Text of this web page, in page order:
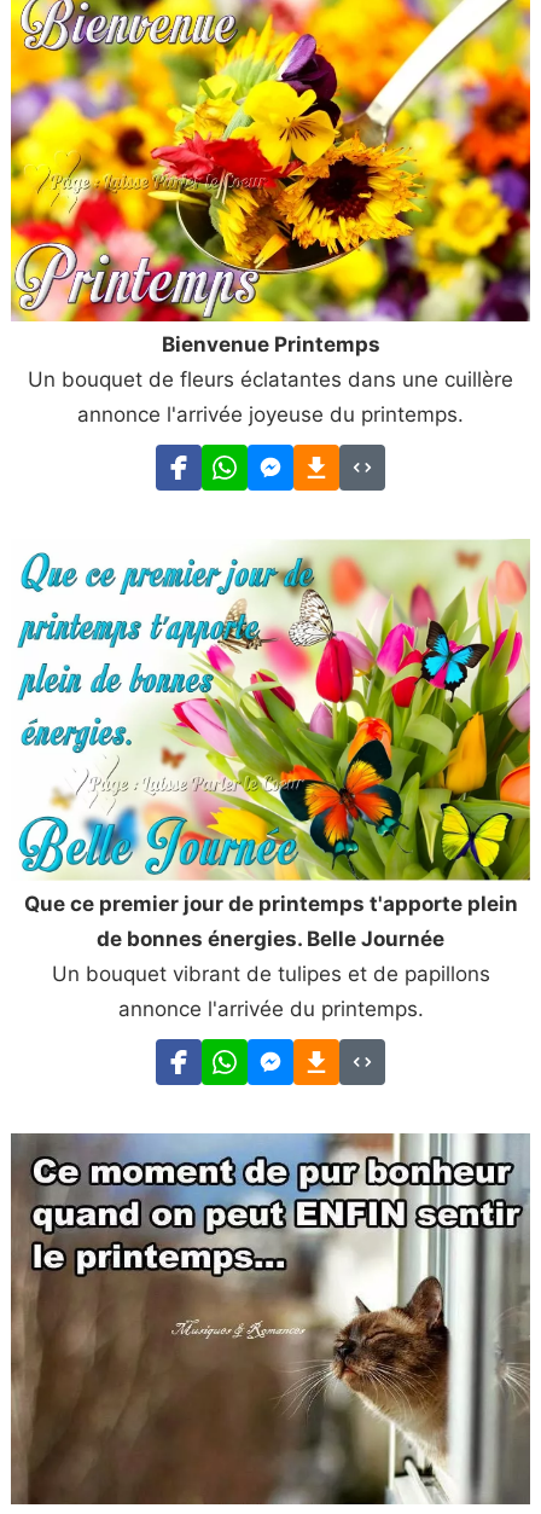
Bienvenue Printemps
Un bouquet de fleurs éclatantes dans une cuillère
annonce l'arrivée joyeuse du printemps.
Que ce premier jour de printemps t'apporte plein
de bonnes énergies. Belle Journée
Un bouquet vibrant de tulipes et de papillons
annonce l'arrivée du printemps.